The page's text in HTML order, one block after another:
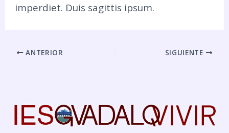
imperdiet. Duis sagittis ipsum.
ANTERIOR SIGUIENTE